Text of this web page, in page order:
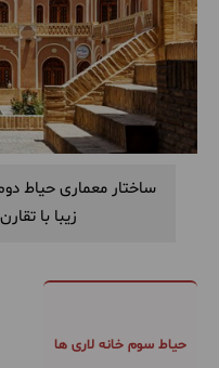
ساختار معماری حیاط
زیبا با
حیاط سوم خانه لاری ها